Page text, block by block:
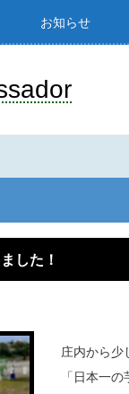
お知らせ
した！
庄内から少
「日本一